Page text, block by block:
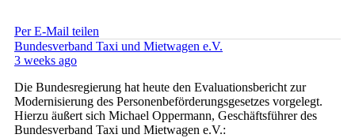
Per E-Mail teilen
Bundesverband Taxi und Mietwagen e.V.
3 weeks ago
Die Bundesregierung hat heute den Evaluationsbericht zur
Modernisierung des Personenbeförderungsgesetzes vorgelegt.
Hierzu äußert sich Michael Oppermann, Geschäftsführer des
Bundesverband Taxi und Mietwagen e.V.: